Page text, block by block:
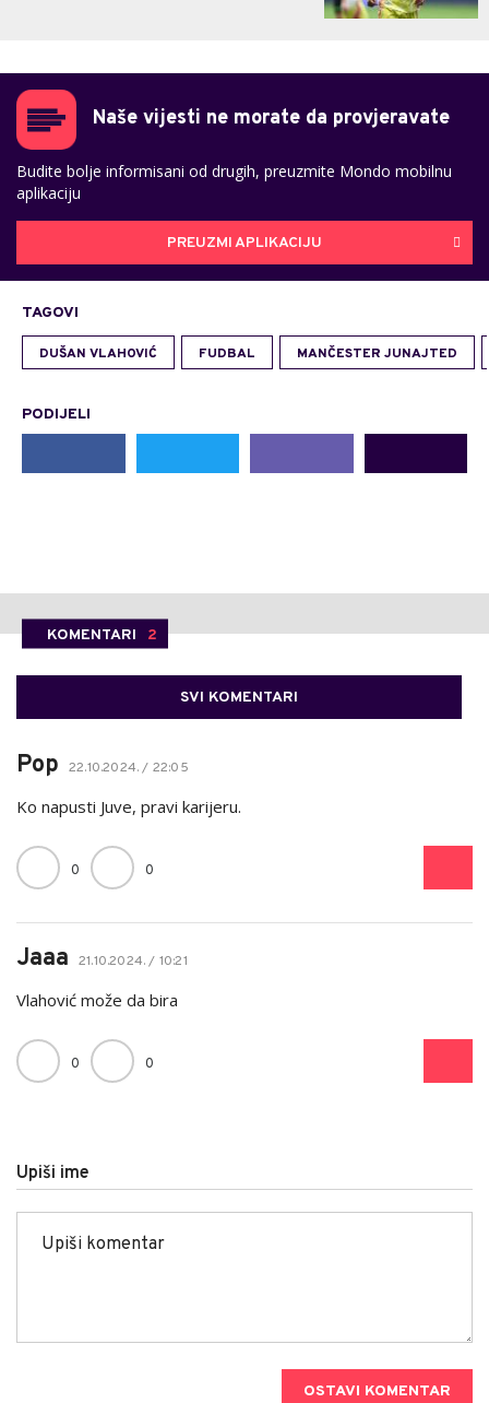
Naše vijesti ne morate da provjeravate
Budite bolje informisani od drugih, preuzmite Mondo mobilnu
aplikaciju
PREUZMI APLIKACIJU
TAGOVI
DUŠAN VLAHOVIĆ FUDBAL MANČESTER JUNAJTED
PODIJELI
KOMENTARI 2
SVI KOMENTARI
Pop 22.10.2024. / 22:05
Ko napusti Juve, pravi karijeru.
0 0
Jaaa 21.10.2024. / 10:21
Vlahović može da bira
0 0
Upiši ime
OSTAVI KOMENTAR